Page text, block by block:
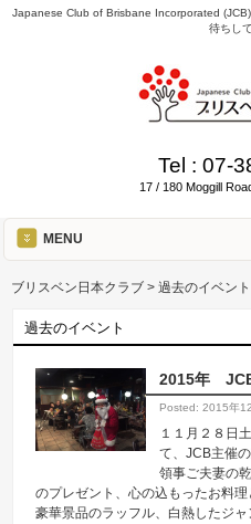
Japanese Club of Brisbane Incorporated
待ちし
Tel : 07-
17 / 180 Moggill
MENU
ブリスベン日本クラブ > 過去のイベント
過去のイベント
2015年
Posted: 2015年
１１月２８日
て、JCB主催
領事ご夫妻の
のプレゼント、心の込もったお料
豪華景品のラッフル、白熱したジ